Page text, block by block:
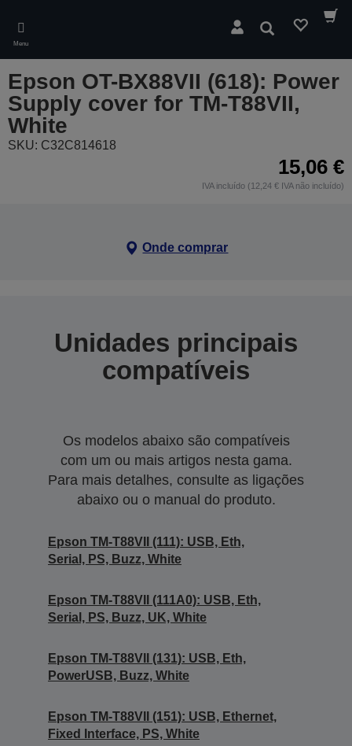
main
content
Menu
Pesquisar
Epson OT-BX88VII (618): Power
Supply cover for TM-T88VII,
White
SKU: C32C814618
15,06 €
IVA incluído (12,24 € IVA não incluído)
Onde comprar
Unidades principais
compatíveis
Os modelos abaixo são compatíveis
com um ou mais artigos nesta gama.
Para mais detalhes, consulte as ligações
abaixo ou o manual do produto.
Epson TM-T88VII (111): USB, Eth,
Serial, PS, Buzz, White
Epson TM-T88VII (111A0): USB, Eth,
Serial, PS, Buzz, UK, White
Epson TM-T88VII (131): USB, Eth,
PowerUSB, Buzz, White
Epson TM-T88VII (151): USB, Ethernet,
Fixed Interface, PS, White